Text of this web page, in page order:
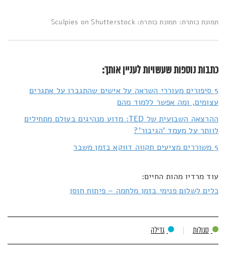
תמונת כותרת: תמונת כותרת: Sculpies on Shutterstock
כתבות נוספות שעשויות לעניין אותך:
5 סיפורים מעוררי השראה על אישים שהתגברו על אתגרים
עצומים, ומה אפשר ללמוד מהם
ההרצאה השבועית של TED: מדוע מנהיגים בעולם מתחילים
לוותר על מעמד 'הגיבור'?
5 משוררים מציעים תקווה דווקא בזמן משבר
עוד מרדיו מהות החיים:
כלים לשלום פנימי בזמן מלחמה – פיתוח חוסן
סגולות גדילה